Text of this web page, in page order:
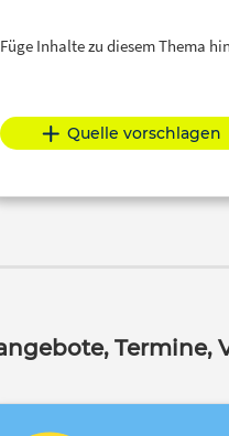
Füge Inhalte zu diesem Thema
Quelle vorschlagen